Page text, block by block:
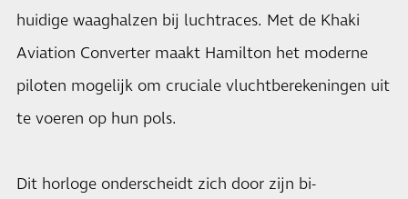
huidige waaghalzen bij luchtraces. Met de Khaki
Aviation Converter maakt Hamilton het moderne
piloten mogelijk om cruciale vluchtberekeningen uit
te voeren op hun pols.
Dit horloge onderscheidt zich door zijn bi-